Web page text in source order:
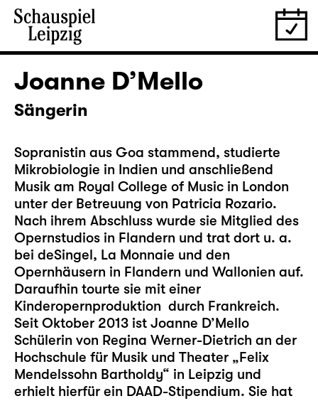
Joanne D’Mello
Sängerin
Sopranistin aus Goa stammend, studierte
Mikrobiologie in Indien und anschließend
Musik am Royal College of Music in London
unter der Betreuung von Patricia Rozario.
Nach ihrem Abschluss wurde sie Mitglied des
Opernstudios in Flandern und trat dort u. a.
bei deSingel, La Monnaie und den
Opernhäusern in Flandern und Wallonien auf.
Daraufhin tourte sie mit einer
Kinderopernproduktion durch Frankreich.
Seit Oktober 2013 ist Joanne D’Mello
Schülerin von Regina Werner-Dietrich an der
Hochschule für Musik und Theater „Felix
Mendelssohn Bartholdy“ in Leipzig und
erhielt hierfür ein DAAD-Stipendium. Sie hat